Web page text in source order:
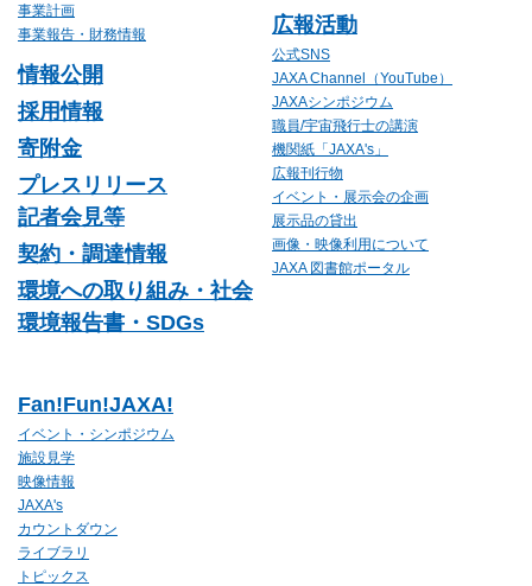
事業計画
事業報告・財務情報
情報公開
採用情報
寄附金
プレスリリース
記者会見等
契約・調達情報
環境への取り組み・社会
環境報告書・SDGs
広報活動
公式SNS
JAXA Channel（YouTube）
JAXAシンポジウム
職員/宇宙飛行士の講演
機関紙「JAXA's」
広報刊行物
イベント・展示会の企画
展示品の貸出
画像・映像利用について
JAXA 図書館ポータル
Fan!Fun!JAXA!
イベント・シンポジウム
施設見学
映像情報
JAXA's
カウントダウン
ライブラリ
トピックス